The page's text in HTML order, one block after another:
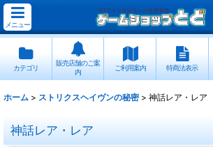
メニュー
カテゴリ
販売店舗のご案
内
ご利用案内 特商法表示
ホーム > ストリクスヘイヴンの秘密 > 神話レア・レア
神話レア・レア